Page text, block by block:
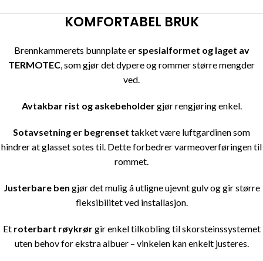
KOMFORTABEL BRUK
Brennkammerets bunnplate er spesialformet og laget av
TERMOTEC , som gjør det dypere og rommer større mengder
ved.
Avtakbar rist og askebeholdergjør rengjøring enkel.
Sotavsetning er begrenset takket være luftgardinen som
hindrer at glasset sotes til. Dette forbedrer varmeoverføringen til
rommet.
Justerbare ben gjør det mulig å utligne ujevnt gulv og gir større
fleksibilitet ved installasjon.
Et roterbart røykrørgir enkel tilkobling til skorsteinssystemet
uten behov for ekstra albuer – vinkelen kan enkelt justeres.